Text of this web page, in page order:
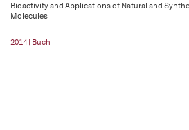
Bioactivity and Applications of Natural and
Molecules
2014 | Buch